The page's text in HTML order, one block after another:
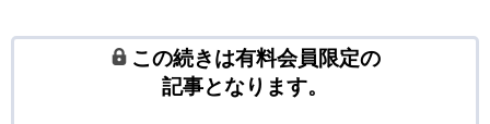
この続きは有料会員限定の
記事となります。